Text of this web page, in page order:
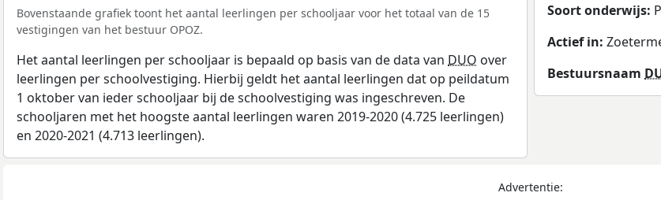
Bovenstaande grafiek toont het aantal leerlingen per schooljaar voor het totaal van de 15
vestigingen van het bestuur OPOZ.
Het aantal leerlingen per schooljaar is bepaald op basis van de data van DUO over
leerlingen per schoolvestiging. Hierbij geldt het aantal leerlingen dat op peildatum
1 oktober van ieder schooljaar bij de schoolvestiging was ingeschreven. De
schooljaren met het hoogste aantal leerlingen waren 2019-2020 (4.725 leerlingen)
en 2020-2021 (4.713 leerlingen).
Soort onderwijs:
Actief in:
Bestuursnaam
Advertentie: